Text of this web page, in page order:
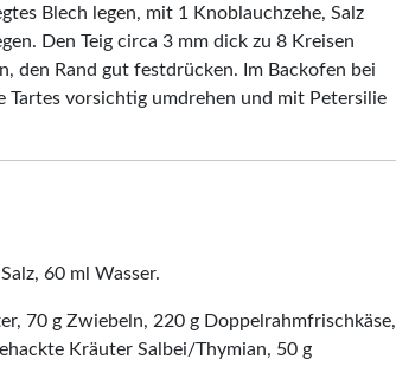
Blech legen, mit 1 Knoblauchzehe, Salz
Den Teig circa 3 mm dick zu 8 Kreisen
den Rand gut festdrücken. Im Backofen bei
Tartes vorsichtig umdrehen und mit Petersilie
60 ml Wasser.
70 g Zwiebeln, 220 g Doppelrahmfrischkäse,
Kräuter Salbei/Thymian, 50 g